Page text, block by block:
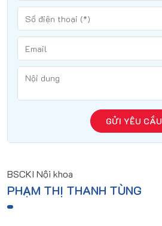
GỬI YÊU CẦU
BSCKI Nội khoa
PHẠM THỊ THANH TÙNG